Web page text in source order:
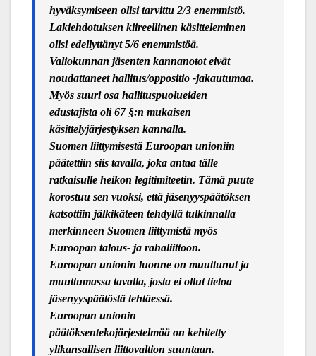
hyväksymiseen olisi tarvittu 2/3 enemmistö.
Lakiehdotuksen kiireellinen käsitteleminen
olisi edellyttänyt 5/6 enemmistöä.
Valiokunnan jäsenten kannanotot eivät
noudattaneet hallitus/oppositio -jakautumaa.
Myös suuri osa hallituspuolueiden
edustajista oli 67 §:n mukaisen
käsittelyjärjestyksen kannalla.
Suomen liittymisestä Euroopan unioniin
päätettiin siis tavalla, joka antaa tälle
ratkaisulle heikon legitimiteetin. Tämä puute
korostuu sen vuoksi, että jäsenyyspäätöksen
katsottiin jälkikäteen tehdyllä tulkinnalla
merkinneen Suomen liittymistä myös
Euroopan talous- ja rahaliittoon.
Euroopan unionin luonne on muuttunut ja
muuttumassa tavalla, josta ei ollut tietoa
jäsenyyspäätöstä tehtäessä.
Euroopan unionin
päätöksentekojärjestelmää on kehitetty
ylikansallisen liittovaltion suuntaan.